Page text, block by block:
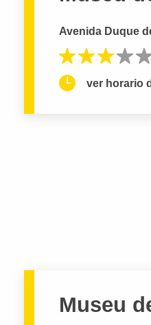
Avenida Duque
ver horario
Museu